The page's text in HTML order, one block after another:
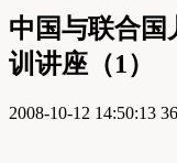
中国与联合国
训讲座（1）
2008-10-12 14:50:13